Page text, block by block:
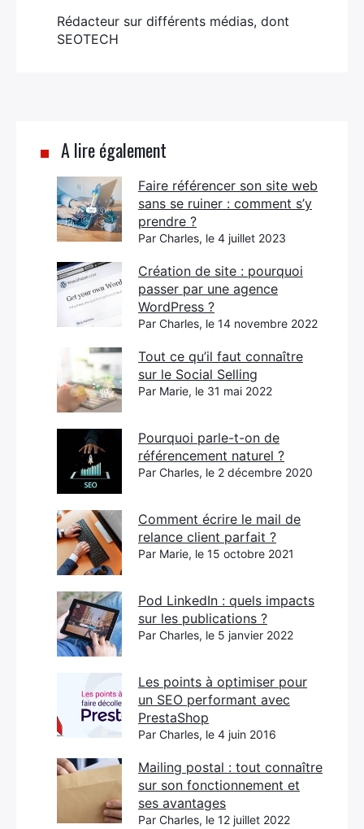
Rédacteur sur différents médias, dont
SEOTECH
A lire également
Faire référencer son site web
sans se ruiner : comment s’y
prendre ?
Par Charles, le 4 juillet 2023
Création de site : pourquoi
passer par une agence
WordPress ?
Par Charles, le 14 novembre 2022
Tout ce qu’il faut connaître
sur le Social Selling
Par Marie, le 31 mai 2022
Pourquoi parle-t-on de
référencement naturel ?
Par Charles, le 2 décembre 2020
Comment écrire le mail de
relance client parfait ?
Par Marie, le 15 octobre 2021
Pod LinkedIn : quels impacts
sur les publications ?
Par Charles, le 5 janvier 2022
Les points à optimiser pour
un SEO performant avec
PrestaShop
Par Charles, le 4 juin 2016
Mailing postal : tout connaître
sur son fonctionnement et
ses avantages
Par Charles, le 12 juillet 2022